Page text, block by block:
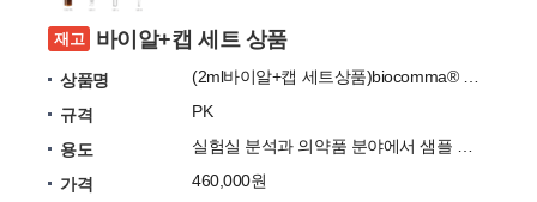
재고 바이알+캡 세트 상품
상품명
규격
PK
용도
가격
460,000원